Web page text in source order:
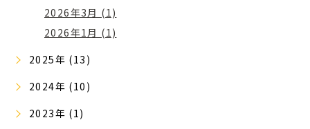
2026年3月 (1)
2026年1月 (1)
2025年 (13)
2024年 (10)
2023年 (1)